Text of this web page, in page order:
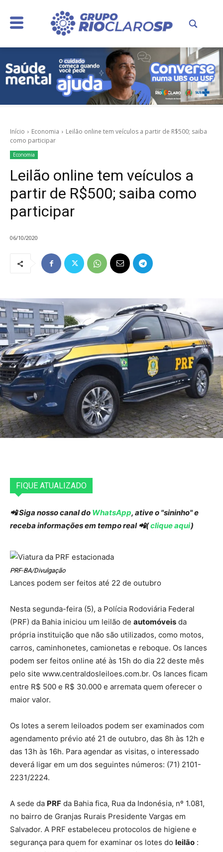
Início Economia
Leilão online tem veículos a partir de R$500; saiba
como participar
Economia
Leilão online tem veículos a
partir de R$500; saiba como
participar
06/10/2020
FIQUE ATUALIZADO
📲 Siga nosso canal do WhatsApp, ative o "sininho" e
receba informações em tempo real 📲(clique aqui)
PRF-BA/Divulgação
Lances podem ser feitos até 22 de outubro
Nesta segunda-feira (5), a Polícia Rodoviária Federal
(PRF) da Bahia iniciou um leilão de automóveis da
própria instituição que não são utilizados, como motos,
carros, caminhonetes, camionetas e reboque. Os lances
podem ser feitos online até às 15h do dia 22 deste mês
pelo site www.centraldosleiloes.com.br. Os lances ficam
entre R$ 500 e R$ 30.000 e arremata quem oferecer o
maior valor.
Os lotes a serem leiloados podem ser examinados com
agendamento prévio até 21 de outubro, das 8h às 12h e
das 13h às 16h. Para agendar as visitas, o interessado
deverá ligar em um dos seguintes números: (71) 2101-
2231/2224.
A sede da PRF da Bahia fica, Rua da Indonésia, nº 1.081,
no bairro de Granjas Rurais Presidente Vargas em
Salvador. A PRF estabeleceu protocolos de higiene e
segurança para quem for examinar os lotes do leilão :